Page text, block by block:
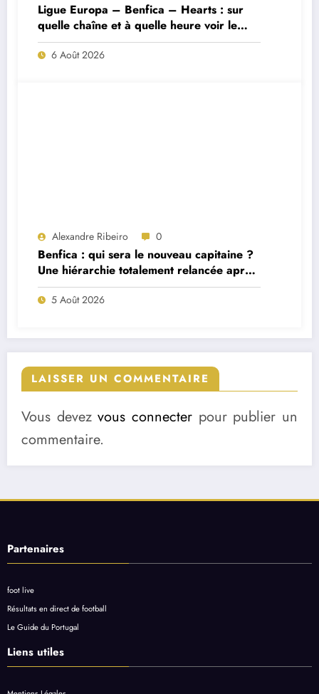
Ligue Europa – Benfica – Hearts : sur
quelle chaîne et à quelle heure voir le
match ?
6 Août 2026
Alexandre Ribeiro 0
Benfica : qui sera le nouveau capitaine ?
Une hiérarchie totalement relancée après
deux départs majeurs
5 Août 2026
LAISSER UN COMMENTAIRE
Vous devezvous connecter pour publier un
commentaire.
Partenaires
foot live
Résultats en direct de football
Le Guide du Portugal
Liens utiles